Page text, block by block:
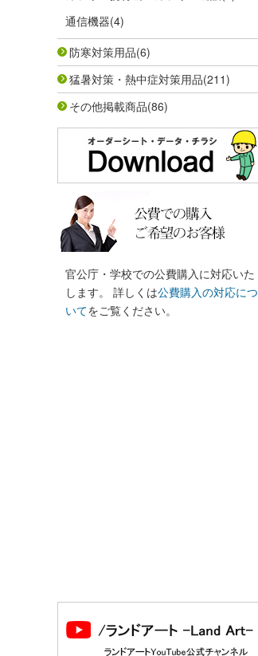
通信機器(4)
防寒対策用品(6)
猛暑対策・熱中症対策用品(211)
その他掲載商品(86)
官公庁・学校での公費購入に対応いた
します。 詳しくは公費購入の対応につ
いてをご覧ください。